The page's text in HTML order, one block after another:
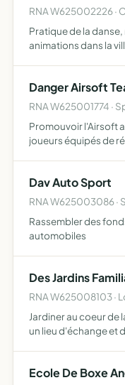
RNA W625002226 ·
Pratique de la
animations dans la
Danger Airsoft
RNA W625001774 ·
Promouvoir l'Airsoft
joueurs équipés de
Dav Auto Sport
RNA W625003086 ·
Rassembler des
automobiles
Des Jardins
RNA W625008103 ·
Jardiner au coeur de
un lieu d'échange et
Ecole De Boxe